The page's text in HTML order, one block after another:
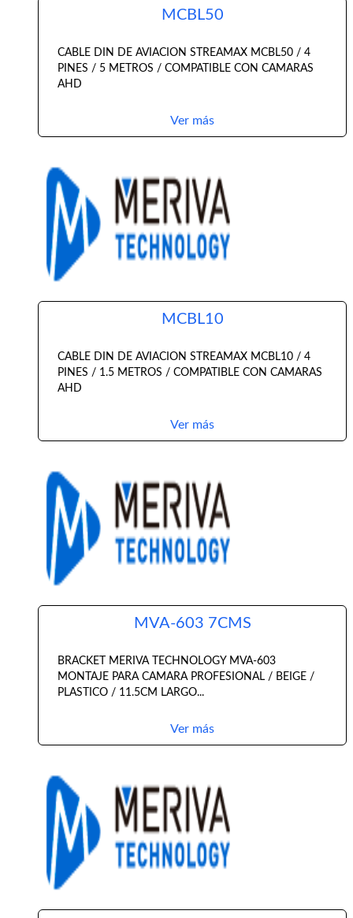
MCBL50
CABLE DIN DE AVIACION STREAMAX MCBL50 / 4
PINES / 5 METROS / COMPATIBLE CON CAMARAS
AHD
Ver más
MCBL10
CABLE DIN DE AVIACION STREAMAX MCBL10 / 4
PINES / 1.5 METROS / COMPATIBLE CON CAMARAS
AHD
Ver más
MVA-603 7CMS
BRACKET MERIVA TECHNOLOGY MVA-603
MONTAJE PARA CAMARA PROFESIONAL / BEIGE /
PLASTICO / 11.5CM LARGO...
Ver más